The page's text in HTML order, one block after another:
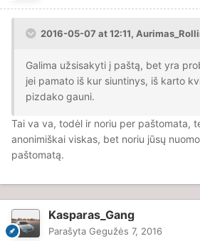
2016-05-07 at 12:11,
Galima užsisakyti į paštą, bet yra
jei pamato iš kur siuntinys, iš karto
pizdako gauni.
Tai va va, todėl ir noriu per paštomata,
anonimiškai viskas, bet noriu jūsų
paštomatą.
Kasparas_Gang
Parašyta Gegužės 7, 2016